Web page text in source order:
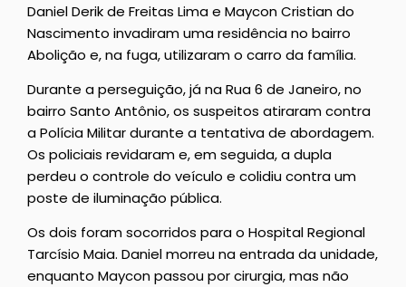
Daniel Derik de Freitas Lima e Maycon Cristian do
Nascimento invadiram uma residência no bairro
Abolição e, na fuga, utilizaram o carro da família.
Durante a perseguição, já na Rua 6 de Janeiro, no
bairro Santo Antônio, os suspeitos atiraram contra
a Polícia Militar durante a tentativa de abordagem.
Os policiais revidaram e, em seguida, a dupla
perdeu o controle do veículo e colidiu contra um
poste de iluminação pública.
Os dois foram socorridos para o Hospital Regional
Tarcísio Maia. Daniel morreu na entrada da unidade,
enquanto Maycon passou por cirurgia, mas não